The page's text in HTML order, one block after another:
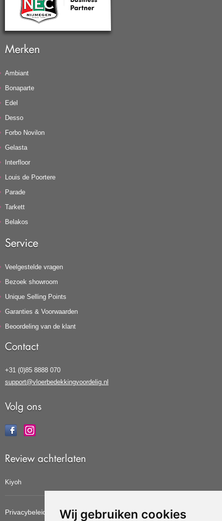
Wij gebruiken cookies
Merken
Ambiant
Bonaparte
Edel
Desso
Forbo Novilon
Gelasta
Interfloor
Louis de Poortere
Parade
Tarkett
Belakos
Service
Veelgestelde vragen
Bezoek showroom
Unique Selling Points
Garanties & Voorwaarden
Beoordeling van de klant
Contact
+31 (0)85 8888 070
support@vloerbedekkingvoordelig.nl
Volg ons
Review achterlaten
Kiyoh
Privacybeleid Cookiebeleid Update cookies voorkeuren